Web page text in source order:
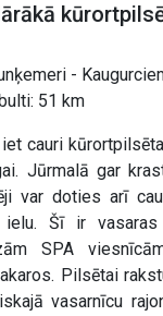
-
51 km
cauri
Jūrmalā gar
var doties arī
Šī ir vasaras
SPA
Pilsētai
vasarnīcu